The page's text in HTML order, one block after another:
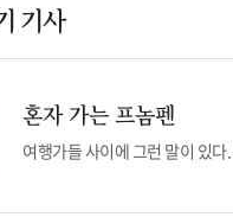
기사
혼자 가는 프놈펜